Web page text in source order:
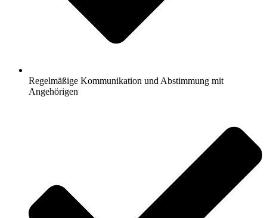
Regelmäßige Kommunikation und Abstimmung mit
Angehörigen